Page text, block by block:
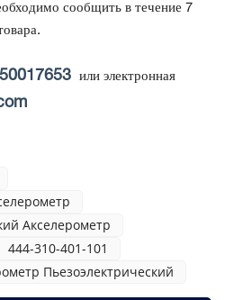
сообщить в течение 7
или электронная
Акселерометр
444-310-401-101
Пьезоэлектрический